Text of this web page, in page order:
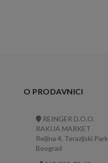
O PRODAVNICI
REINGER D.O.O.
RAKIJA MARKET
Reljina 4, Terazijski Park
Beograd